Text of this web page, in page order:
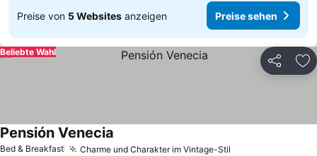
Preise von 5 Websites anzeigen Preise sehen
Teilen
Beliebte Wahl
Bed & Breakfast Charme und Charakter im Vintage-Stil
Pensión Venecia